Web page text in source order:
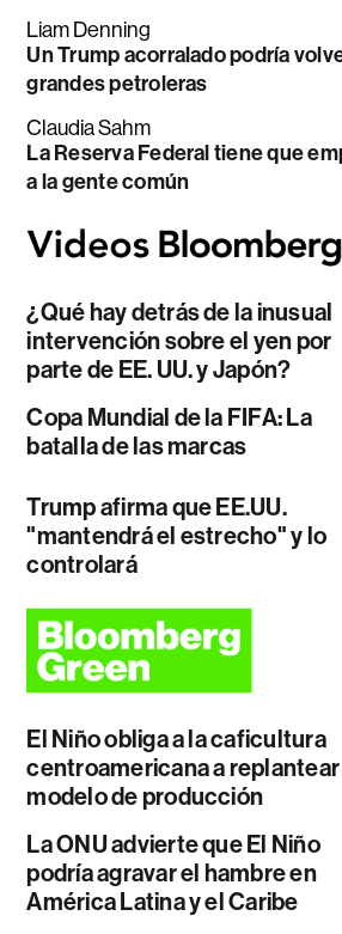
Liam Denning
Un Trump acorralado podría
grandes petroleras
Claudia Sahm
La Reserva Federal tiene que
a la gente común
¿Qué hay detrás de la inusual
intervención sobre el yen por
parte de EE. UU. y Japón?
Copa Mundial de la FIFA: La
batalla de las marcas
Trump afirma que EE.UU.
"mantendrá el estrecho" y lo
controlará
El Niño obliga a la caficultura
centroamericana a replantear
modelo de producción
La ONU advierte que El Niño
podría agravar el hambre en
América Latina y el Caribe